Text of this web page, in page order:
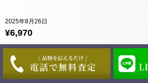
¥6,970
2025年8月26日
¥7,026
2025年8月25日